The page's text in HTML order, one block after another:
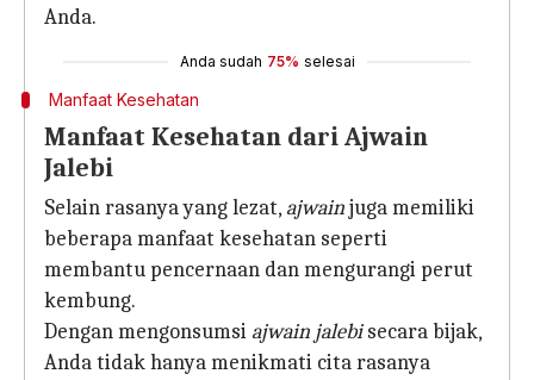
Anda.
Anda sudah 75% selesai
Manfaat Kesehatan
Manfaat Kesehatan dari Ajwain
Jalebi
Selain rasanya yang lezat, ajwainjuga memiliki
beberapa manfaat kesehatan seperti
membantu pencernaan dan mengurangi perut
kembung.
Dengan mengonsumsi ajwain jalebisecara bijak,
Anda tidak hanya menikmati cita rasanya